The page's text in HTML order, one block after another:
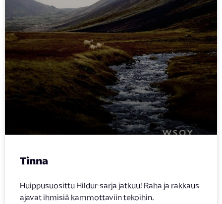
Tinna
Huippusuosittu Hildur-sarja jatkuu! Raha ja rakkaus
ajavat ihmisiä kammottaviin tekoihin.